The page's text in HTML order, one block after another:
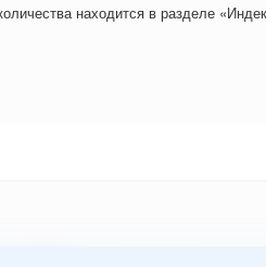
находится в разделе